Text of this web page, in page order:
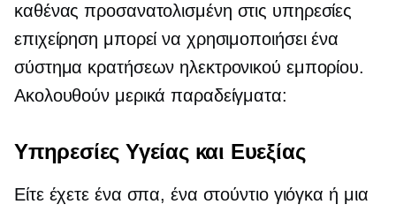
καθέναςπροσανατολισμένη στις υπηρεσίες
επιχείρηση μπορεί να χρησιμοποιήσει ένα
σύστημα κρατήσεων ηλεκτρονικού εμπορίου.
Ακολουθούν μερικά παραδείγματα:
Υπηρεσίες Υγείας και Ευεξίας
Είτε έχετε ένα σπα, ένα στούντιο γιόγκα ή μια